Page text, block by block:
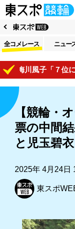
全コメレース ニュー
川風子「７位に選
【競輪・
票の中間
と児玉碧
2025年 4月24日
東スポ